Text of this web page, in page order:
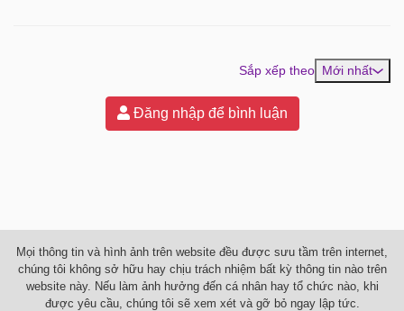
Sắp xếp theo Mới nhất
Đăng nhập để bình luận
Mọi thông tin và hình ảnh trên website đều được sưu tầm trên internet,
chúng tôi không sở hữu hay chịu trách nhiệm bất kỳ thông tin nào trên
website này. Nếu làm ảnh hưởng đến cá nhân hay tổ chức nào, khi
được yêu cầu, chúng tôi sẽ xem xét và gỡ bỏ ngay lập tức.